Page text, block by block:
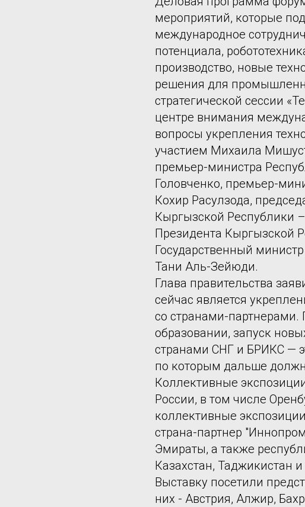
мероприятий, которые
международное
потенциала,
производство, новые
решения для
стратегической сессии
центре внимания
вопросы укрепления
участием Михаила
премьер-министра
Головченко, премьер-
Кохир Расулзода,
Кыргызской Республики
Президента Кыргызской
Государственный
Тани Аль-Зейюди.
Глава правительства
сейчас является
со странами-партнерами.
образовании, запуск
странами СНГ и БРИКС —
по которым дальше
Коллективные
России, в том числе
коллективные
страна-партнер
Эмираты, а также
Казахстан, Таджикистан
Выставку посетили
них - Австрия, Алжир,